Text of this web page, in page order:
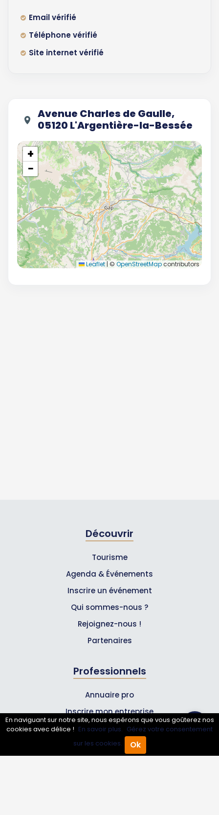
Annuaire Pro Agenda
Email vérifié
Téléphone vérifié
Site internet vérifié
Avenue Charles de Gaulle,
05120 L'Argentière-la-Bessée
+
−
Leaflet | © OpenStreetMapcontributors
Découvrir
Tourisme
Agenda & Événements
Inscrire un événement
Qui sommes-nous ?
Rejoignez-nous !
Partenaires
Professionnels
Annuaire pro
Inscrire mon entreprise
Les Abonnements Pros
Infos
En naviguant sur notre site, nous espérons que vous goûterez nos
cookies avec délice ! En savoir plus. Gérez votre consentement
sur les cookies.
Ok